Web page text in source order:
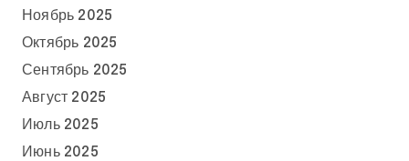
Ноябрь 2025
Октябрь 2025
Сентябрь 2025
Август 2025
Июль 2025
Июнь 2025